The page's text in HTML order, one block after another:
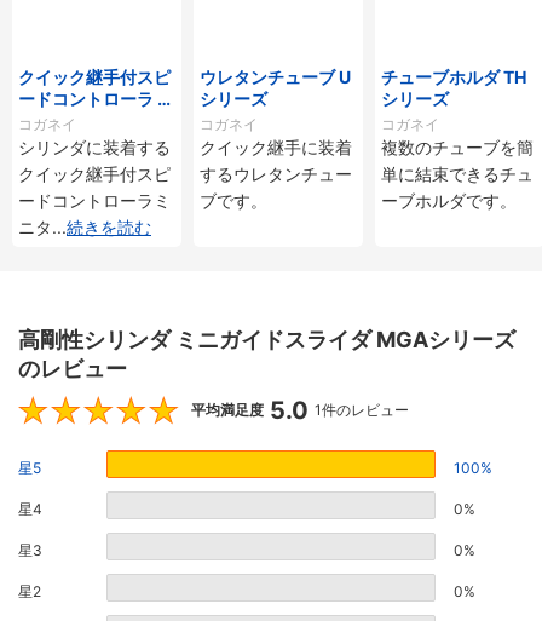
クイック継手付スピ
ードコントローラ ス
タンダードタイプ S
C□-M・SS□-Mシ
リーズ
コガネイ
シリンダに装着する
クイック継手付スピ
ードコントローラミ
ニタ...続きを読む
ウレタンチューブ U
シリーズ
コガネイ
クイック継手に装着
するウレタンチュー
ブです。
チューブホルダ TH
シリーズ
コガネイ
複数のチューブを簡
単に結束できるチュ
ーブホルダです。
高剛性シリンダ ミニガイドスライダ MGAシリーズ
のレビュー
5
平均満足度 5.0 1件のレビュー
星5 100%
星4 0%
星3 0%
星2 0%